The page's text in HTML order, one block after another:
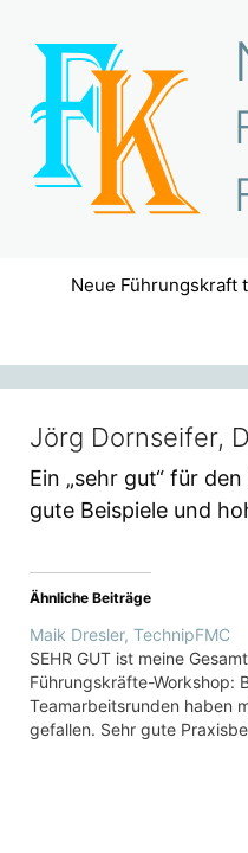
Inhalt
Neue Führungskraft
Jörg Dornseifer,
Ein „sehr gut“ für
gute Beispiele und
Ähnliche Beiträge
Maik Dresler, TechnipFMC
SEHR GUT ist meine
Führungskräfte-Workshop:
Teamarbeitsrunden haben
gefallen. Sehr gute